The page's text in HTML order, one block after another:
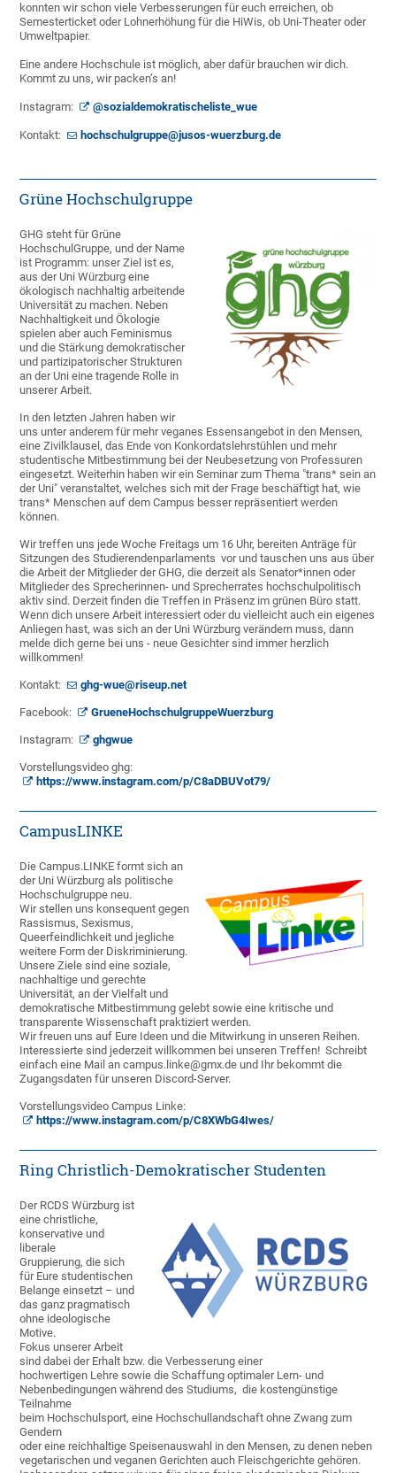
konnten wir schon viele Verbesserungen für euch erreichen, ob
Semesterticket oder Lohnerhöhung für die HiWis, ob Uni-Theater oder
Umweltpapier.
Eine andere Hochschule ist möglich, aber dafür brauchen wir dich.
Kommt zu uns, wir packen’s an!
Instagram: @sozialdemokratischeliste_wue
Kontakt: hochschulgruppe@jusos-wuerzburg.de
Grüne Hochschulgruppe
GHG steht für Grüne
HochschulGruppe, und der Name
ist Programm: unser Ziel ist es,
aus der Uni Würzburg eine
ökologisch nachhaltig arbeitende
Universität zu machen. Neben
Nachhaltigkeit und Ökologie
spielen aber auch Feminismus
und die Stärkung demokratischer
und partizipatorischer Strukturen
an der Uni eine tragende Rolle in
unserer Arbeit.
In den letzten Jahren haben wir
uns unter anderem für mehr veganes Essensangebot in den Mensen,
eine Zivilklausel, das Ende von Konkordatslehrstühlen und mehr
studentische Mitbestimmung bei der Neubesetzung von Professuren
eingesetzt. Weiterhin haben wir ein Seminar zum Thema "trans* sein an
der Uni" veranstaltet, welches sich mit der Frage beschäftigt hat, wie
trans* Menschen auf dem Campus besser repräsentiert werden
können.
Wir treffen uns jede Woche Freitags um 16 Uhr, bereiten Anträge für
Sitzungen des Studierendenparlaments vor und tauschen uns aus über
die Arbeit der Mitglieder der GHG, die derzeit als Senator*innen oder
Mitglieder des Sprecherinnen- und Sprecherrates hochschulpolitisch
aktiv sind. Derzeit finden die Treffen in Präsenz im grünen Büro statt.
Wenn dich unsere Arbeit interessiert oder du vielleicht auch ein eigenes
Anliegen hast, was sich an der Uni Würzburg verändern muss, dann
melde dich gerne bei uns - neue Gesichter sind immer herzlich
willkommen!
Kontakt: ghg-wue@riseup.net
Facebook: GrueneHochschulgruppeWuerzburg
Instagram: ghgwue
Vorstellungsvideo ghg:
https://www.instagram.com/p/C8aDBUVot79/
CampusLINKE
Die Campus.LINKE formt sich an
der Uni Würzburg als politische
Hochschulgruppe neu.
Wir stellen uns konsequent gegen
Rassismus, Sexismus,
Queerfeindlichkeit und jegliche
weitere Form der Diskriminierung.
Unsere Ziele sind eine soziale,
nachhaltige und gerechte
Universität, an der Vielfalt und
demokratische Mitbestimmung gelebt sowie eine kritische und
transparente Wissenschaft praktiziert werden.
Wir freuen uns auf Eure Ideen und die Mitwirkung in unseren Reihen.
Interessierte sind jederzeit willkommen bei unseren Treffen! Schreibt
einfach eine Mail an campus.linke@gmx.de und Ihr bekommt die
Zugangsdaten für unseren Discord-Server.
Vorstellungsvideo Campus Linke:
https://www.instagram.com/p/C8XWbG4Iwes/
Ring Christlich-Demokratischer Studenten
Der RCDS Würzburg ist
eine christliche,
konservative und
liberale
Gruppierung, die sich
für Eure studentischen
Belange einsetzt – und
das ganz pragmatisch
ohne ideologische
Motive.
Fokus unserer Arbeit
sind dabei der Erhalt bzw. die Verbesserung einer
hochwertigen Lehre sowie die Schaffung optimaler Lern- und
Nebenbedingungen während des Studiums, die kostengünstige
Teilnahme
beim Hochschulsport, eine Hochschullandschaft ohne Zwang zum
Gendern
oder eine reichhaltige Speisenauswahl in den Mensen, zu denen neben
vegetarischen und veganen Gerichten auch Fleischgerichte gehören.